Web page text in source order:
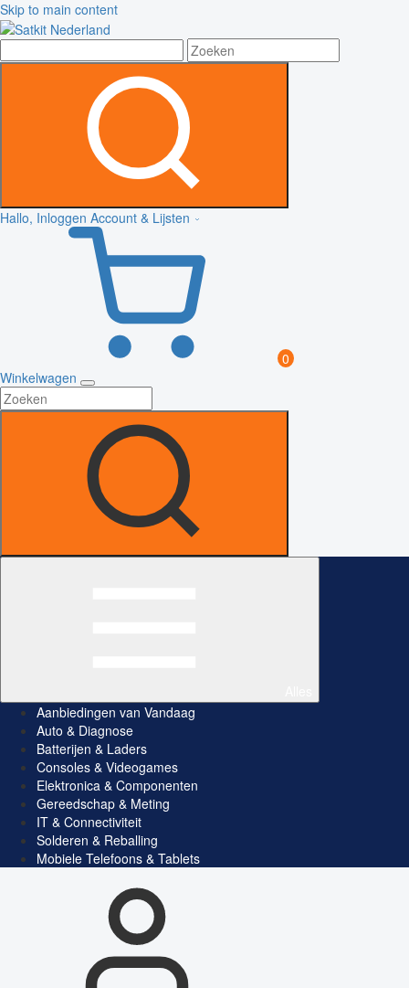
Skip to main content
Hallo, Inloggen Account & Lijsten
0
Winkelwagen
Aanbiedingen van Vandaag
Auto & Diagnose
Batterijen & Laders
Consoles & Videogames
Elektronica & Componenten
Gereedschap & Meting
IT & Connectiviteit
Solderen & Reballing
Mobiele Telefoons & Tablets